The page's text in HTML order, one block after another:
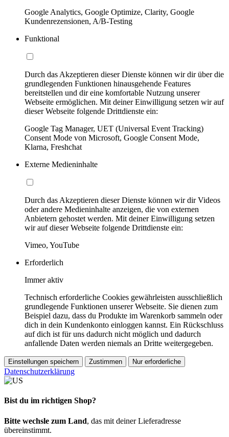
Google Analytics, Google Optimize, Clarity, Google
Kundenrezensionen, A/B-Testing
Funktional
Durch das Akzeptieren dieser Dienste können wir dir über die
grundlegenden Funktionen hinausgehende Features
bereitstellen und dir eine komfortable Nutzung unserer
Webseite ermöglichen. Mit deiner Einwilligung setzen wir auf
dieser Webseite folgende Drittdienste ein:
Google Tag Manager, UET (Universal Event Tracking)
Consent Mode von Microsoft, Google Consent Mode,
Klarna, Freshchat
Externe Medieninhalte
Durch das Akzeptieren dieser Dienste können wir dir Videos
oder andere Medieninhalte anzeigen, die von externen
Anbietern gehostet werden. Mit deiner Einwilligung setzen
wir auf dieser Webseite folgende Drittdienste ein:
Vimeo, YouTube
Erforderlich
Immer aktiv
Technisch erforderliche Cookies gewährleisten ausschließlich
grundlegende Funktionen unserer Webseite. Sie dienen zum
Beispiel dazu, dass du Produkte im Warenkorb sammeln oder
dich in dein Kundenkonto einloggen kannst. Ein Rückschluss
auf dich ist für uns dadurch nicht möglich und dadurch
anfallende Daten werden niemals an Dritte weitergegeben.
Einstellungen speichern Zustimmen Nur erforderliche
Datenschutzerklärung
Bist du im richtigen Shop?
Bitte wechsle zum Land, das mit deiner Lieferadresse
übereinstimmt.